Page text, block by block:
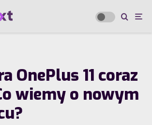
OnePlus 11 coraz
wiemy o nowym